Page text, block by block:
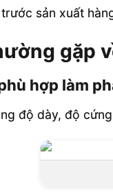
sản xuất
gặp
hợp làm
độ dày, độ